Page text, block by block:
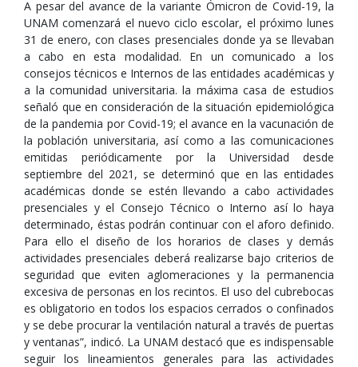
A pesar del avance de la variante Ómicron de Covid-19, la
UNAM comenzará el nuevo ciclo escolar, el próximo lunes
31 de enero, con clases presenciales donde ya se llevaban
a cabo en esta modalidad. En un comunicado a los
consejos técnicos e Internos de las entidades académicas y
a la comunidad universitaria. la máxima casa de estudios
señaló que en consideración de la situación epidemiológica
de la pandemia por Covid-19; el avance en la vacunación de
la población universitaria, así como a las comunicaciones
emitidas periódicamente por la Universidad desde
septiembre del 2021, se determinó que en las entidades
académicas donde se estén llevando a cabo actividades
presenciales y el Consejo Técnico o Interno así lo haya
determinado, éstas podrán continuar con el aforo definido.
Para ello el diseño de los horarios de clases y demás
actividades presenciales deberá realizarse bajo criterios de
seguridad que eviten aglomeraciones y la permanencia
excesiva de personas en los recintos. El uso del cubrebocas
es obligatorio en todos los espacios cerrados o confinados
y se debe procurar la ventilación natural a través de puertas
y ventanas”, indicó. La UNAM destacó que es indispensable
seguir los lineamientos generales para las actividades